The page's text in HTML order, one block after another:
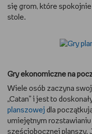
PORADNIKI
WYDARZENIA
POD PATRONATEM
się grom, które
stole.
Gry ekonomiczne na
Wiele osób zaczyna
„Catan” i jest to
planszowej dla
umiejętnym
sześciobocznej planszy.